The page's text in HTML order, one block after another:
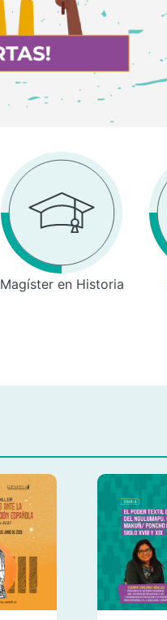
Magíster en Historia